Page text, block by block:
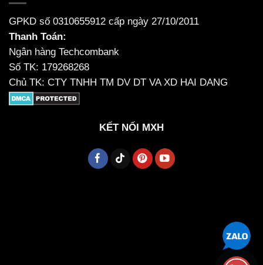
GPKD số 0310655912 cấp ngày 27/10/2011
Thanh Toán:
Ngân hàng Techcombank
Số TK: 179268268
Chủ TK: CTY TNHH TM DV DT VA XD HAI DANG
KẾT NỐI MXH